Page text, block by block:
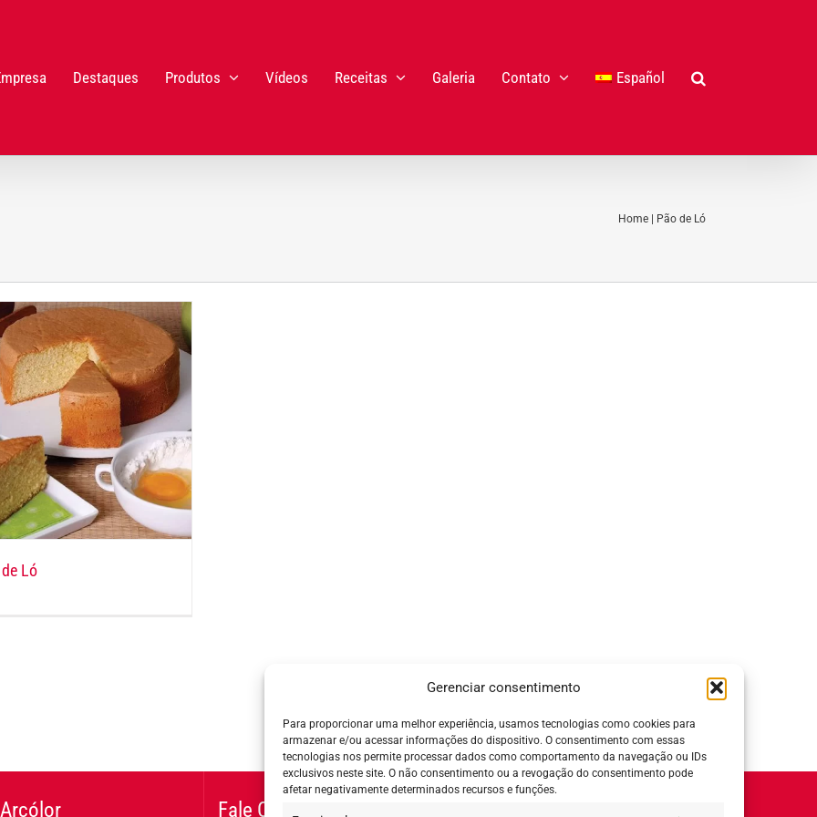
Gerenciar consentimento
Para proporcionar uma melhor experiência, usamos tecnologias como cookies para
armazenar e/ou acessar informações do dispositivo. O consentimento com essas
tecnologias nos permite processar dados como comportamento da navegação ou IDs
exclusivos neste site. O não consentimento ou a revogação do consentimento pode
afetar negativamente determinados recursos e funções.
Destaques Produtos Vídeos Receitas Galeria Contato Español
Home Pão de Ló
Ló
Fale Conosco